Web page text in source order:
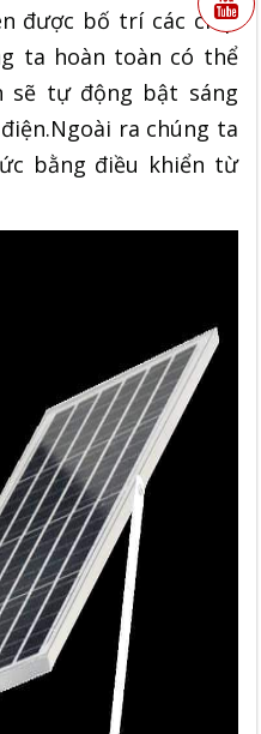
được bố trí các chíp
ta hoàn toàn có thể
sẽ tự động bật sáng
ra chúng ta
bằng điều khiển từ